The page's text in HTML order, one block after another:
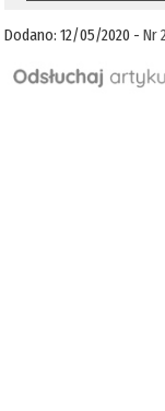
Dodano: 12/05/2020 -Nr